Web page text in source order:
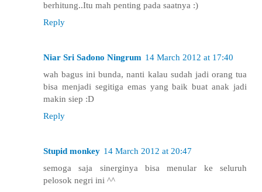
berhitung..Itu mah penting pada saatnya :)
Reply
Niar Sri Sadono Ningrum 14 March 2012 at 17:40
wah bagus ini bunda, nanti kalau sudah jadi orang tua
bisa menjadi segitiga emas yang baik buat anak jadi
makin siep :D
Reply
Stupid monkey 14 March 2012 at 20:47
semoga saja sinerginya bisa menular ke seluruh
pelosok negri ini ^^